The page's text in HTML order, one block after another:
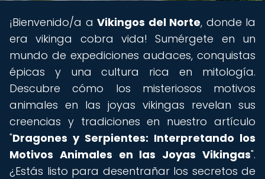
¡Bienvenido/a a Vikingos del Norte, donde la
era vikinga cobra vida! Sumérgete en un
mundo de expediciones audaces, conquistas
épicas y una cultura rica en mitología.
Descubre cómo los misteriosos motivos
animales en las joyas vikingas revelan sus
creencias y tradiciones en nuestro artículo
"Dragones y Serpientes: Interpretando los
Motivos Animales en las Joyas Vikingas".
¿Estás listo para desentrañar los secretos de